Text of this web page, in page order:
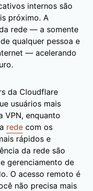
internos são
próximo. A
rede — a somente
qualquer pessoa e
— acelerando
da Cloudflare
usuários mais
VPN, enquanto
rede com os
rápidos e
da rede são
gerenciamento de
O acesso remoto é
não precisa mais